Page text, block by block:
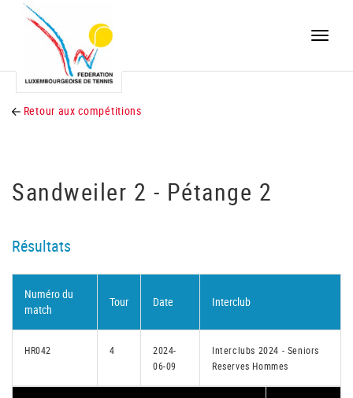
Toggle
Retour aux compétitions
Sandweiler 2 - Pétange 2
Résultats
Numéro du
match
Tour Date Interclub
HR042 4
2024-
06-09
Interclubs 2024 - Seniors
Reserves Hommes